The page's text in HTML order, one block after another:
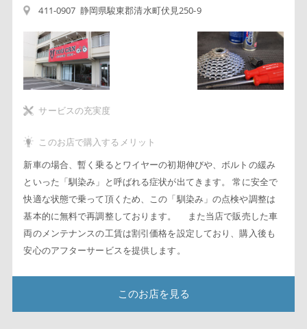
411-0907 静岡県駿東郡清水町伏見250-9
サービスの充実度
このお店で購入するメリット
新車の場合、暫く乗るとワイヤーの初期伸びや、ボルトの緩み
といった「馴染み」と呼ばれる症状が出てきます。 常に安全で
快適な状態で乗って頂くため、この「馴染み」の点検や調整は
基本的に無料で再調整しております。 また当店で販売した車
両のメンテナンスの工賃は割引価格を設定しており、購入後も
安心のアフターサービスを提供します。
このお店を見る